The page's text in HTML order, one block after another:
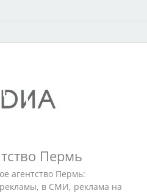
Пермь
агентство Пермь:
в СМИ, реклама на